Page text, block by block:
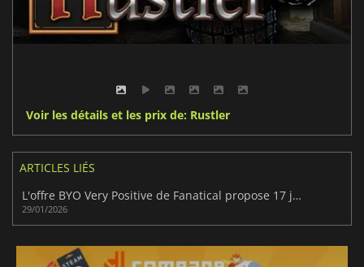
Voir les détails et les prix de: Rustler
ARTICLES LIÉS
L'offre BYO Very Positive de Fanatical propose 17 jeux très bien notés.
29/01/2026